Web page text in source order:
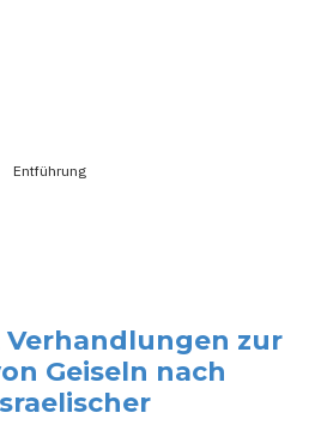
Entführung
Verhandlungen zur
Geiseln nach